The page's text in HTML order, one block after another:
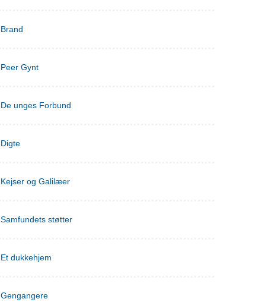
Brand
Peer Gynt
De unges Forbund
Digte
Kejser og Galilæer
Samfundets støtter
Et dukkehjem
Gengangere